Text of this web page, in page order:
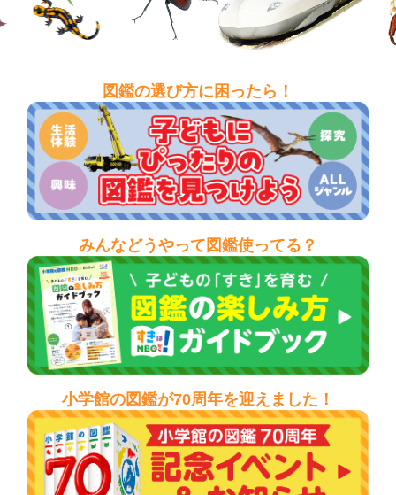
図鑑の選び方に困ったら！
みんなどうやって図鑑使ってる？
小学館の図鑑が70周年を迎えました！